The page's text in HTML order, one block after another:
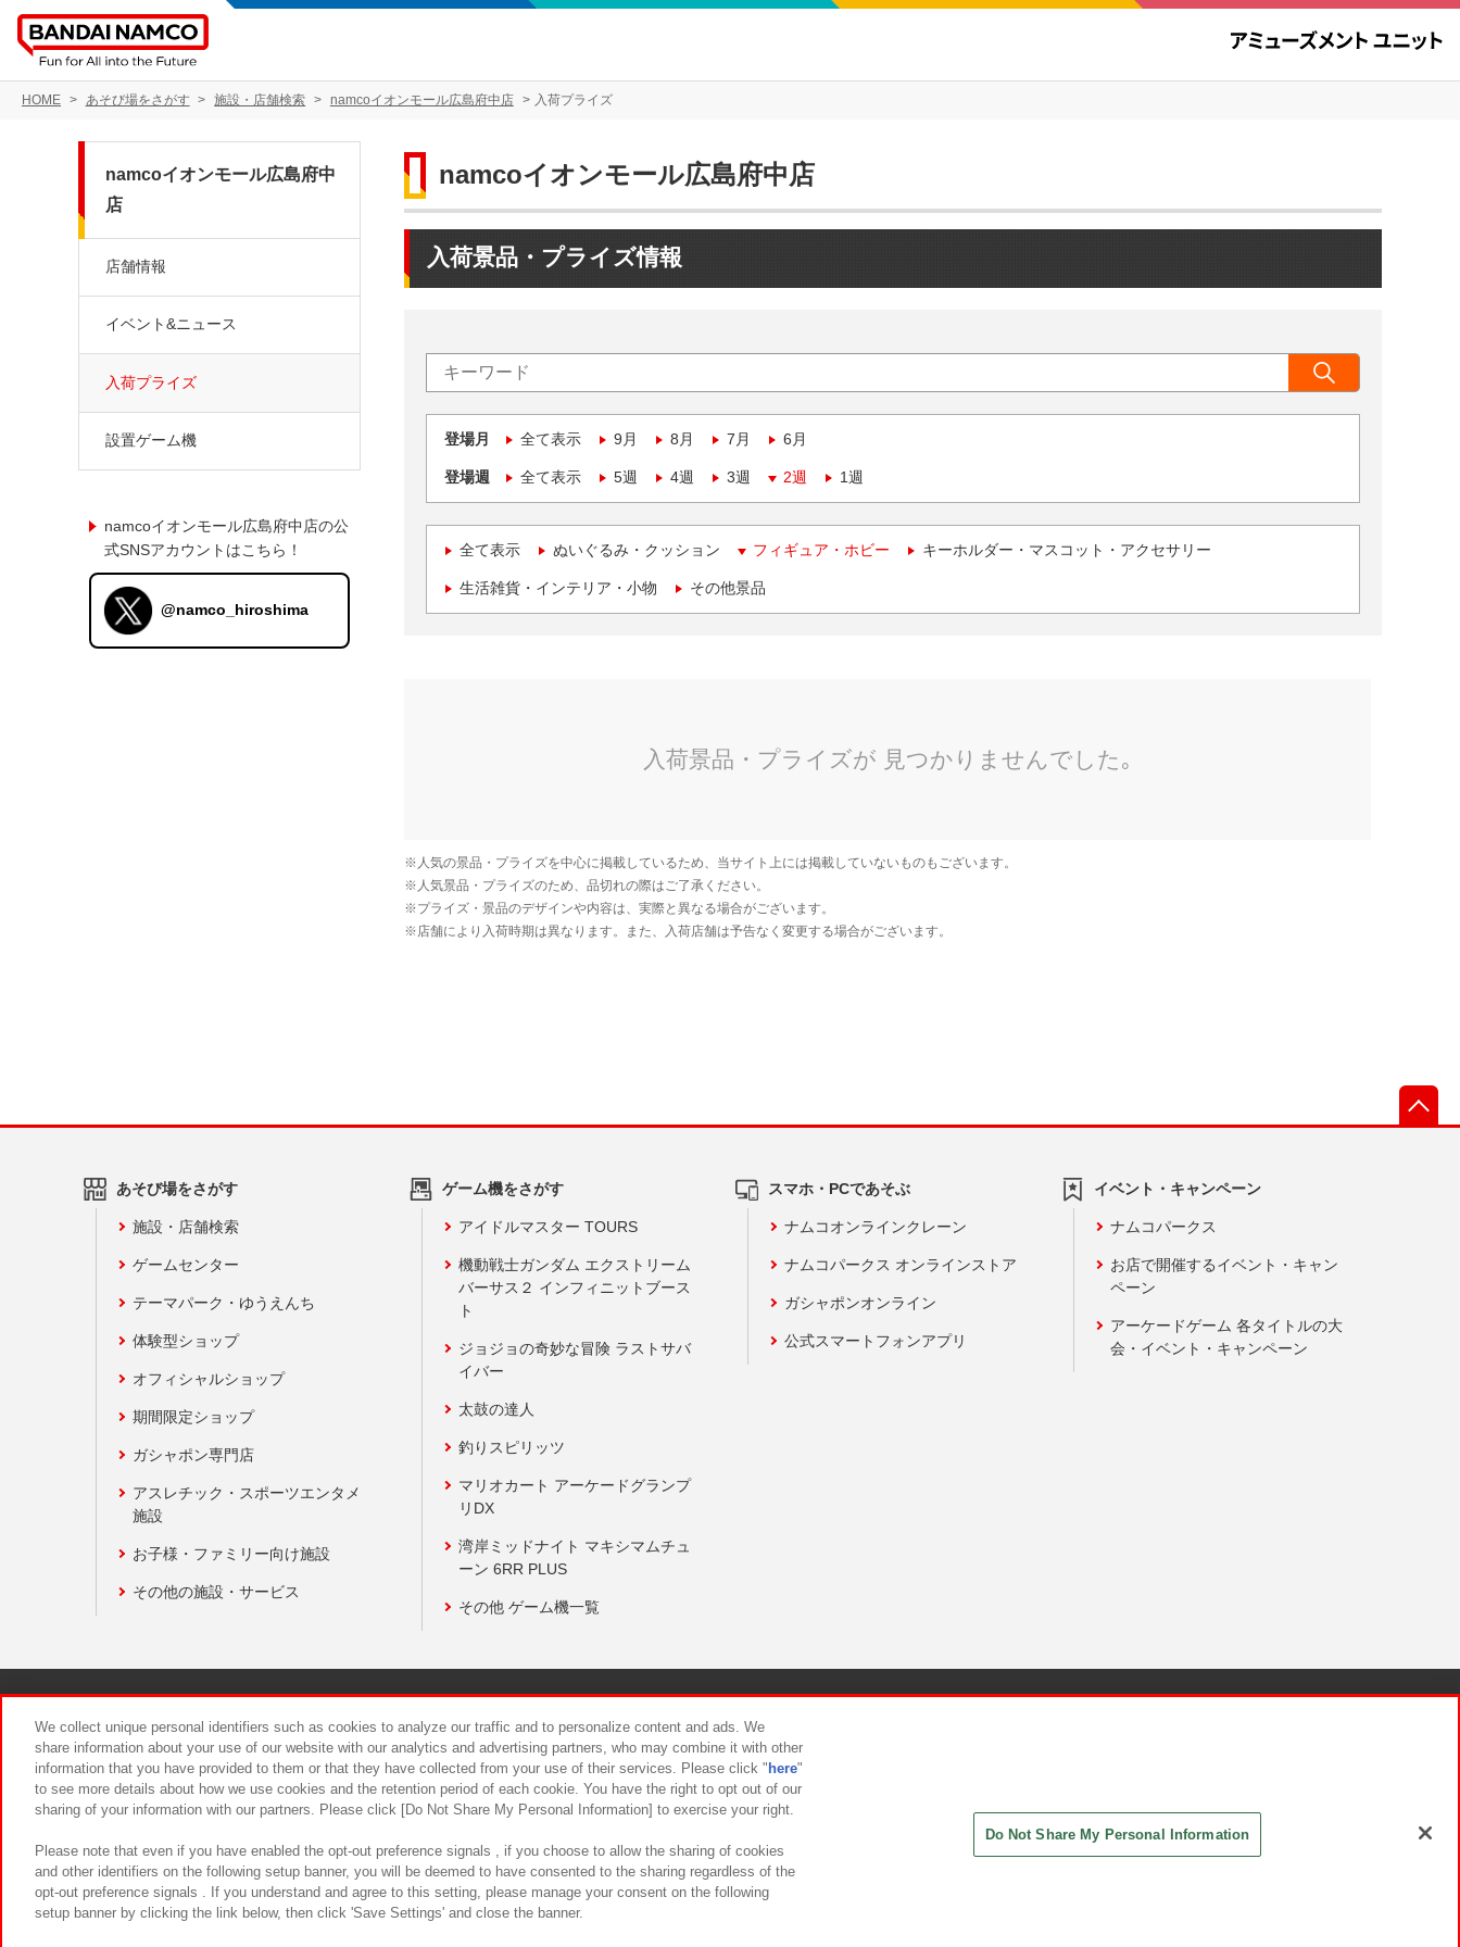
HOME あそび場をさがす 施設・店舗検索 namcoイオンモール広島府中店 入荷プライズ
namcoイオンモール広島府中店
入荷景品・プライズ情報
登場月 全て表示 9月 8月 7月 6月
登場週 全て表示 5週 4週 3週 2週 1週
全て表示 ぬいぐるみ・クッション フィギュア・ホビー キーホルダー・マスコット・アクセサリー
生活雑貨・インテリア・小物 その他景品
namcoイオンモール広島府中
店
店舗情報
イベント&ニュース
入荷プライズ
設置ゲーム機
namcoイオンモール広島府中店の公
式SNSアカウントはこちら！
@namco_hiroshima
あそび場をさがす
施設・店舗検索
ゲームセンター
テーマパーク・ゆうえんち
体験型ショップ
オフィシャルショップ
期間限定ショップ
ガシャポン専門店
アスレチック・スポーツエンタメ
施設
お子様・ファミリー向け施設
その他の施設・サービス
ゲーム機をさがす
アイドルマスター TOURS
機動戦士ガンダム エクストリーム
バーサス２ インフィニットブース
ト
ジョジョの奇妙な冒険 ラストサバ
イバー
太鼓の達人
釣りスピリッツ
マリオカート アーケードグランプ
リDX
湾岸ミッドナイト マキシマムチュ
ーン 6RR PLUS
その他 ゲーム機一覧
スマホ・PCであそぶ
ナムコオンラインクレーン
ナムコパークス オンラインストア
ガシャポンオンライン
公式スマートフォンアプリ
イベント・キャンペーン
ナムコパークス
お店で開催するイベント・キャン
ペーン
アーケードゲーム 各タイトルの大
会・イベント・キャンペーン
食品のご提供について カスタマーハラスメント対応方針
We collect unique personal identifiers such as cookies to analyze our traffic and to personalize content and ads. We
share information about your use of our website with our analytics and advertising partners, who may combine it with other
information that you have provided to them or that they have collected from your use of their services. Please click " here"
to see more details about how we use cookies and the retention period of each cookie. You have the right to opt out of our
sharing of your information with our partners. Please click [Do Not Share My Personal Information] to exercise your right.
Please note that even if you have enabled the opt-out preference signals , if you choose to allow the sharing of cookies
and other identifiers on the following setup banner, you will be deemed to have consented to the sharing regardless of the
opt-out preference signals . If you understand and agree to this setting, please manage your consent on the following
setup banner by clicking the link below, then click 'Save Settings' and close the banner.
Do Not Share My Personal Information